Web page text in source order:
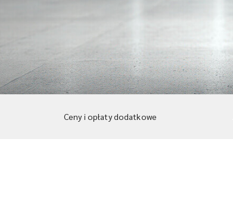
Ceny i opłaty dodatkowe